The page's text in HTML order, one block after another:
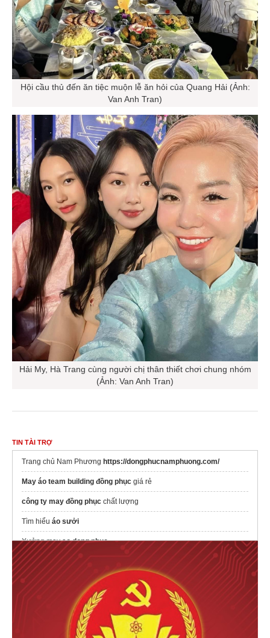
Hội cầu thủ đến ăn tiệc muộn lễ ăn hỏi của Quang Hải (Ảnh:
Van Anh Tran)
Hải My, Hà Trang cùng người chị thân thiết chơi chung nhóm
(Ảnh: Van Anh Tran)
TIN TÀI TRỢ
Trang chủ Nam Phương https://dongphucnamphuong.com/
May áo team building đồng phục giá rẻ
công ty may đồng phục chất lượng
Tìm hiểu áo sưởi
Xưởng mayao dong phuc